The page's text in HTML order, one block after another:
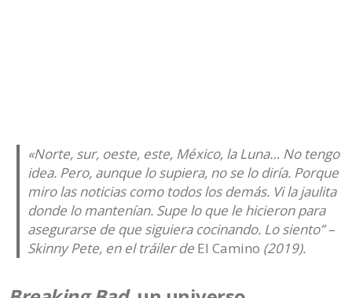
«Norte, sur, oeste, este, México, la Luna… No tengo
idea. Pero, aunque lo supiera, no se lo diría. Porque
miro las noticias como todos los demás. Vi la jaulita
donde lo mantenían. Supe lo que le hicieron para
asegurarse de que siguiera cocinando. Lo siento” –
Skinny Pete, en el tráiler de El Camino (2019).